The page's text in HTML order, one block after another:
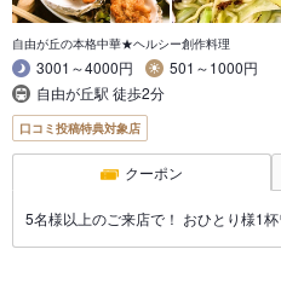
自由が丘の本格中華★ヘルシー創作料理
3001～4000円
501～1000円
自由が丘駅 徒歩2分
口コミ投稿特典対象店
クーポン
5名様以上のご来店で！ おひとり様1